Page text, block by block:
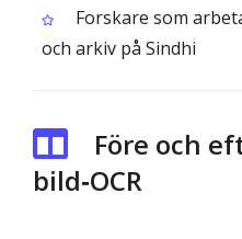
Forskare som
och arkiv på Sindhi
Före och
bild‑OCR